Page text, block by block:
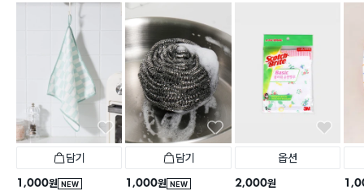
담기
NEW
1,000원
담기
NEW
1,000원
옵션
2,000원